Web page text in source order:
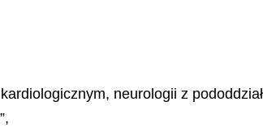
neurologii z